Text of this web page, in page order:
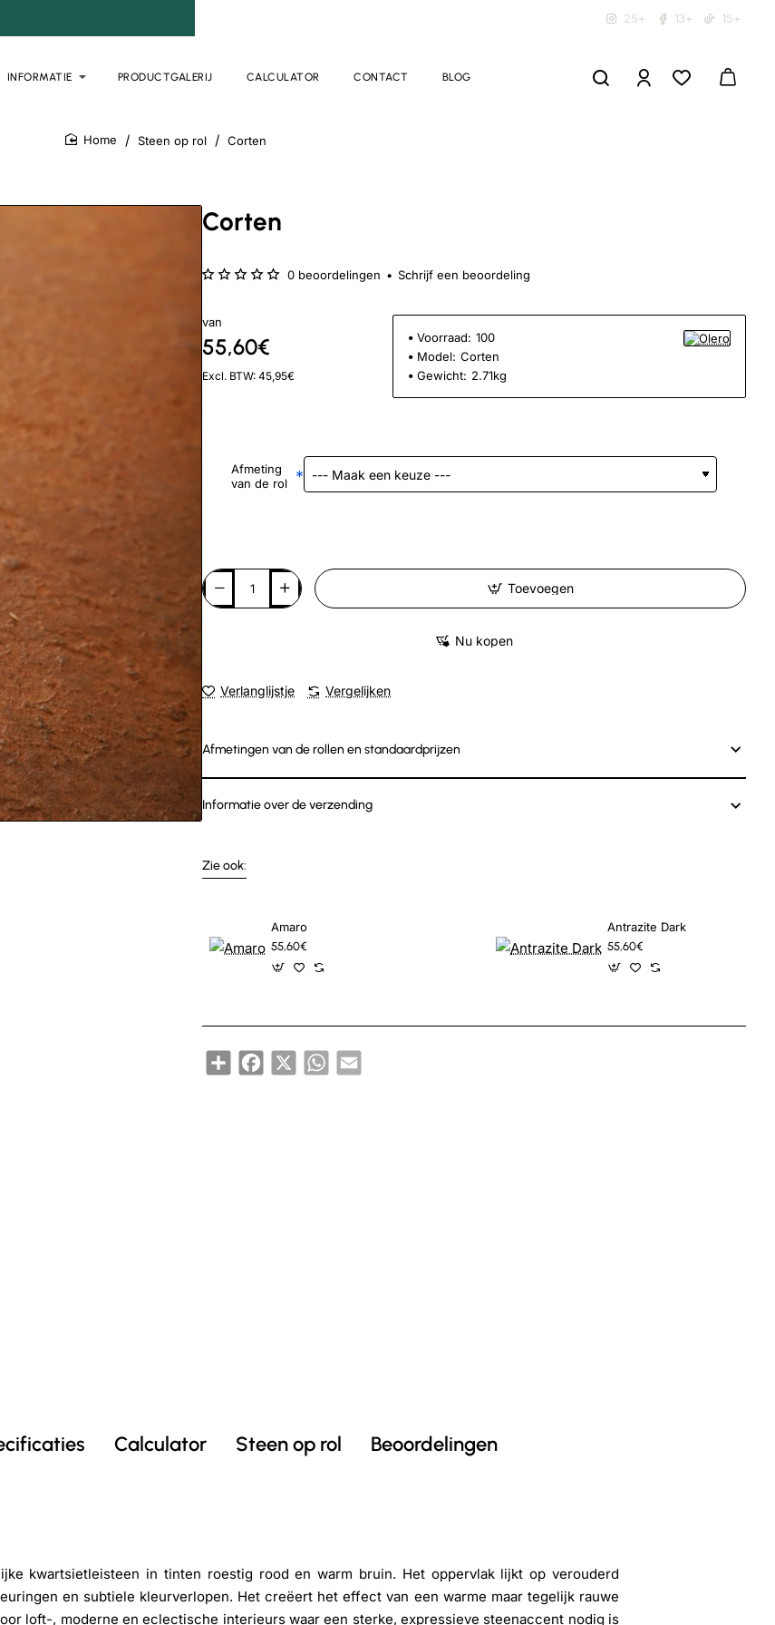
25+ 13+ 15+
INFORMATIE PRODUCTGALERIJ CALCULATOR CONTACT BLOG
Steen op rol Corten
Corten
0 beoordelingen • Schrijf een beoordeling
van
55,60€
Excl. BTW: 45,95€
Voorraad: 100
Model: Corten
Gewicht: 2.71kg
Afmeting
van de rol
Toevoegen
Nu kopen
Verlanglijstje Vergelijken
Afmetingen van de rollen en standaardprijzen
Informatie over de verzending
Zie ook:
Amaro
55,60€
Antrazite Dark
55,60€
ShareFacebook
X WhatsApp
Email
Calculator Steen op rol Beoordelingen
kwartsietleisteen in tinten roestig rood en warm bruin. Het oppervlak lijkt op verouderd
en subtiele kleurverlopen. Het creëert het effect van een warme maar tegelijk rauwe
loft-, moderne en eclectische interieurs waar een sterke, expressieve steenaccent nodig is